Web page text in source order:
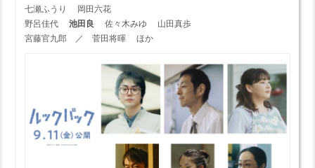
七瀬ふうり 岡田六花
野呂佳代 池田良 佐々木みゆ 山田真歩
宮藤官九郎 ／ 菅田将暉 ほか